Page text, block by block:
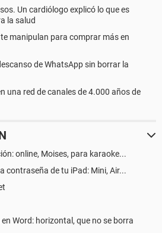
Un cardiólogo explicó lo que es
la salud
te manipulan para comprar más en
de WhatsApp sin borrar la
una red de canales de 4.000 años de
online, Moises, para karaoke...
contraseña de tu iPad: Mini, Air...
Word: horizontal, que no se borra